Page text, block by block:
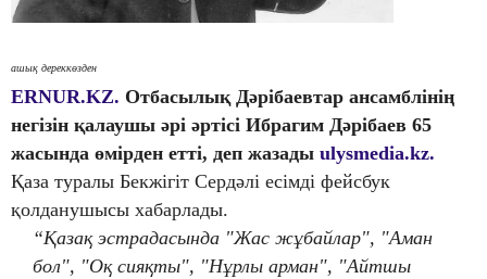
ашық дереккөзден
ERNUR.KZ. Отбасылық Дәрібаевтар ансамблінің
негізін қалаушы әрі әртісі Ибрагим Дәрібаев 65
жасында өмірден етті, деп жазады ulysmedia.kz.
Қаза туралы Бекжігіт Сердәлі есімді фейсбук
қолданушысы хабарлады.
“Қазақ эстрадасында "Жас жұбайлар", "Аман
бол", "Оқ сияқты", "Нұрлы арман", "Айтшы